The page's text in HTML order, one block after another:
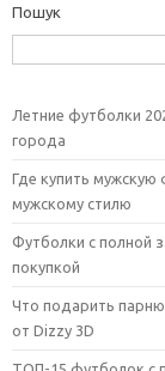
Пошук
Летние футболки
города
Где купить мужскую
мужскому стилю
Футболки с полной
покупкой
Что подарить
от Dizzy 3D